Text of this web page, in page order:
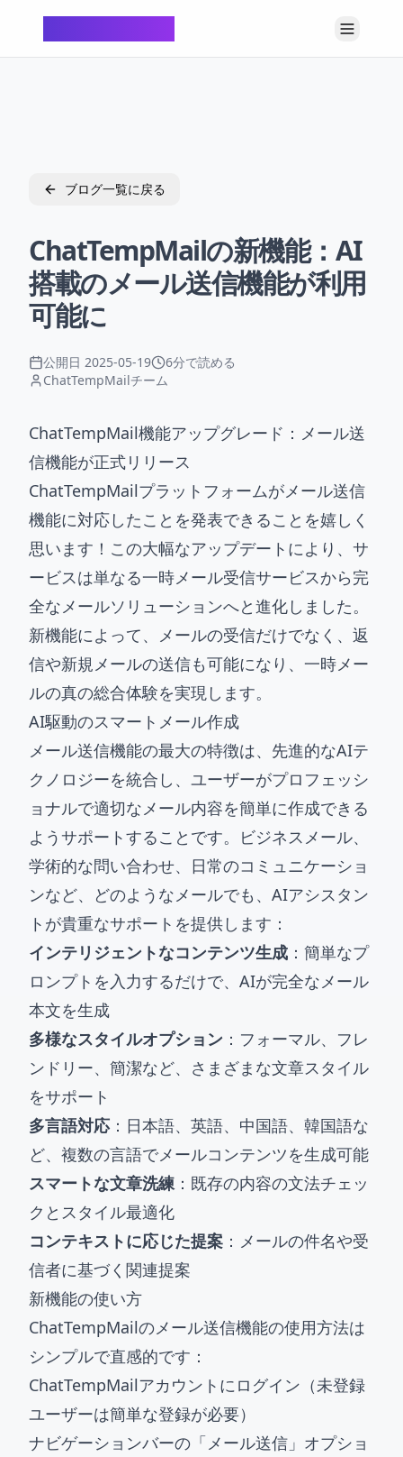
ブログ一覧に戻る
ChatTempMailの新機能：AI
搭載のメール送信機能が利用
可能に
公開日 2025-05-19
6分で読める
ChatTempMailチーム
ChatTempMail機能アップグレード：メール送
信機能が正式リリース
ChatTempMailプラットフォームがメール送信
機能に対応したことを発表できることを嬉しく
思います！この大幅なアップデートにより、サ
ービスは単なる一時メール受信サービスから完
全なメールソリューションへと進化しました。
新機能によって、メールの受信だけでなく、返
信や新規メールの送信も可能になり、一時メー
ルの真の総合体験を実現します。
AI駆動のスマートメール作成
メール送信機能の最大の特徴は、先進的なAIテ
クノロジーを統合し、ユーザーがプロフェッシ
ョナルで適切なメール内容を簡単に作成できる
ようサポートすることです。ビジネスメール、
学術的な問い合わせ、日常のコミュニケーショ
ンなど、どのようなメールでも、AIアシスタン
トが貴重なサポートを提供します：
インテリジェントなコンテンツ生成 ：簡単なプ
ロンプトを入力するだけで、AIが完全なメール
本文を生成
多様なスタイルオプション ：フォーマル、フレ
ンドリー、簡潔など、さまざまな文章スタイル
をサポート
多言語対応：日本語、英語、中国語、韓国語な
ど、複数の言語でメールコンテンツを生成可能
スマートな文章洗練：既存の内容の文法チェッ
クとスタイル最適化
コンテキストに応じた提案 ：メールの件名や受
信者に基づく関連提案
新機能の使い方
ChatTempMailのメール送信機能の使用方法は
シンプルで直感的です：
ChatTempMailアカウントにログイン（未登録
ユーザーは簡単な登録が必要）
ナビゲーションバーの「メール送信」オプショ